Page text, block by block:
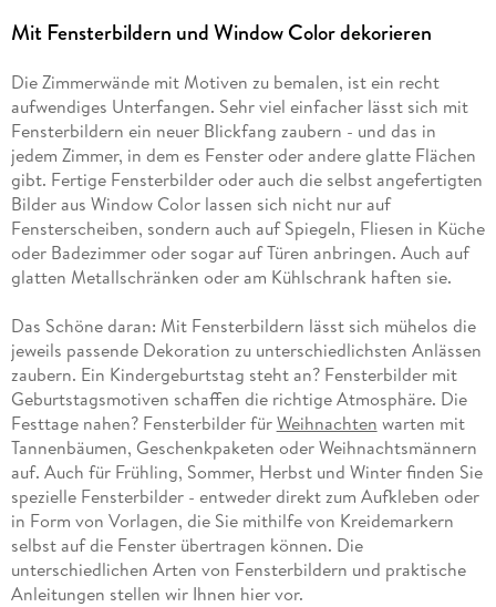
Mit Fensterbildern und Window Color dekorieren
Die Zimmerwände mit Motiven zu bemalen, ist ein recht
aufwendiges Unterfangen. Sehr viel einfacher lässt sich mit
Fensterbildern ein neuer Blickfang zaubern - und das in
jedem Zimmer, in dem es Fenster oder andere glatte Flächen
gibt. Fertige Fensterbilder oder auch die selbst angefertigten
Bilder aus Window Color lassen sich nicht nur auf
Fensterscheiben, sondern auch auf Spiegeln, Fliesen in Küche
oder Badezimmer oder sogar auf Türen anbringen. Auch auf
glatten Metallschränken oder am Kühlschrank haften sie.
Das Schöne daran: Mit Fensterbildern lässt sich mühelos die
jeweils passende Dekoration zu unterschiedlichsten Anlässen
zaubern. Ein Kindergeburtstag steht an? Fensterbilder mit
Geburtstagsmotiven schaffen die richtige Atmosphäre. Die
Festtage nahen? Fensterbilder fürWeihnachten warten mit
Tannenbäumen, Geschenkpaketen oder Weihnachtsmännern
auf. Auch für Frühling, Sommer, Herbst und Winter finden Sie
spezielle Fensterbilder - entweder direkt zum Aufkleben oder
in Form von Vorlagen, die Sie mithilfe von Kreidemarkern
selbst auf die Fenster übertragen können. Die
unterschiedlichen Arten von Fensterbildern und praktische
Anleitungen stellen wir Ihnen hier vor.